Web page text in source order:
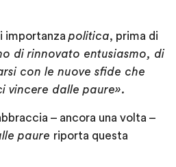
importanzapolitica, prima di
di rinnovato entusiasmo, di
con le nuove sfide che
vincere dalle paure».
– ancora una volta –
paure riporta questa